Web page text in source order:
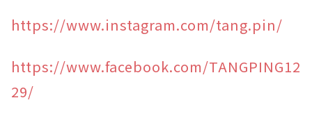
https://www.instagram.com/tang.pin/
https://www.facebook.com/TANGPING12
29/